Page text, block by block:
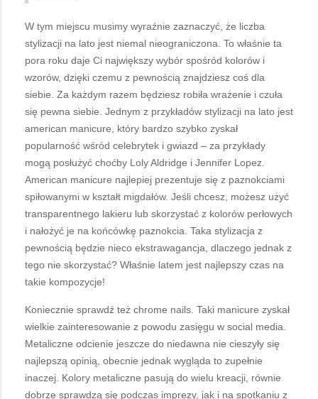
W tym miejscu musimy wyraźnie zaznaczyć, że liczba
stylizacji na lato jest niemal nieograniczona. To właśnie ta
pora roku daje Ci największy wybór spośród kolorów i
wzorów, dzięki czemu z pewnością znajdziesz coś dla
siebie. Za każdym razem będziesz robiła wrażenie i czuła
się pewna siebie. Jednym z przykładów stylizacji na lato jest
american manicure, który bardzo szybko zyskał
popularność wśród celebrytek i gwiazd – za przykłady
mogą posłużyć choćby Loly Aldridge i Jennifer Lopez.
American manicure najlepiej prezentuje się z paznokciami
spiłowanymi w kształt migdałów. Jeśli chcesz, możesz użyć
transparentnego lakieru lub skorzystać z kolorów perłowych
i nałożyć je na końcówkę paznokcia. Taka stylizacja z
pewnością będzie nieco ekstrawagancja, dlaczego jednak z
tego nie skorzystać? Właśnie latem jest najlepszy czas na
takie kompozycje!
Koniecznie sprawdź też chrome nails. Taki manicure zyskał
wielkie zainteresowanie z powodu zasięgu w social media.
Metaliczne odcienie jeszcze do niedawna nie cieszyły się
najlepszą opinią, obecnie jednak wygląda to zupełnie
inaczej. Kolory metaliczne pasują do wielu kreacji, równie
dobrze sprawdzą się podczas imprezy, jak i na spotkaniu z